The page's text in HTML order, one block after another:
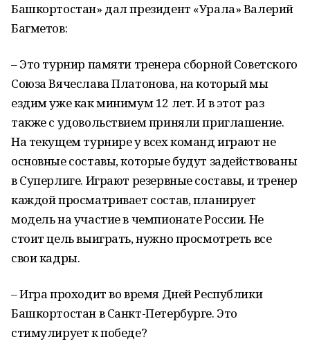
Башкортостан» дал президент «Урала» Валерий
Багметов:
– Это турнир памяти тренера сборной Советского
Союза Вячеслава Платонова, на который мы
ездим уже как минимум 12 лет. И в этот раз
также с удовольствием приняли приглашение.
На текущем турнире у всех команд играют не
основные составы, которые будут задействованы
в Суперлиге. Играют резервные составы, и тренер
каждой просматривает состав, планирует
модель на участие в чемпионате России. Не
стоит цель выиграть, нужно просмотреть все
свои кадры.
– Игра проходит во время Дней Республики
Башкортостан в Санкт-Петербурге. Это
стимулирует к победе?